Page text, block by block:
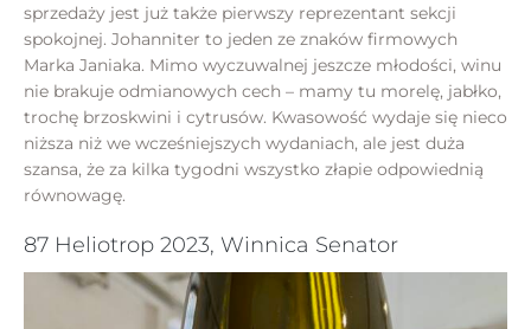
sprzedaży jest już także pierwszy reprezentant sekcji
spokojnej. Johanniter to jeden ze znaków firmowych
Marka Janiaka. Mimo wyczuwalnej jeszcze młodości, winu
nie brakuje odmianowych cech – mamy tu morelę, jabłko,
trochę brzoskwini i cytrusów. Kwasowość wydaje się nieco
niższa niż we wcześniejszych wydaniach, ale jest duża
szansa, że za kilka tygodni wszystko złapie odpowiednią
równowagę.
87 Heliotrop 2023, Winnica Senator